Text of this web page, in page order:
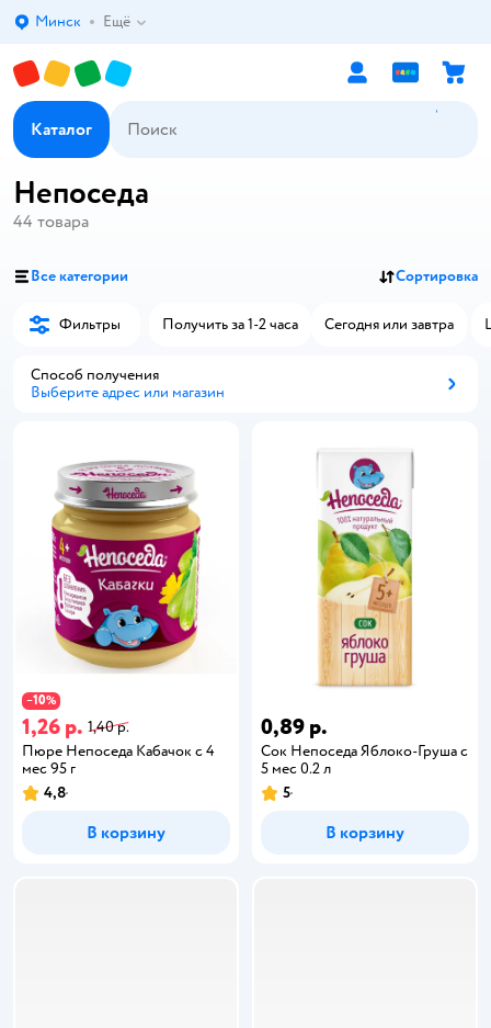
Выбор адреса доставки.
Минск Ещё
Каталог
Непоседа
44 товара
Все категории Сортировка
Фильтры Получить за 1-2 часа Сегодня или завтра
Способ получения
Выберите адрес или магазин
−10%
1,26 р. 1,40 р.
Пюре Непоседа Кабачок с 4
мес 95 г
4,8
В корзину
0,89 р.
Сок Непоседа Яблоко-Груша с
5 мес 0.2 л
5
В корзину